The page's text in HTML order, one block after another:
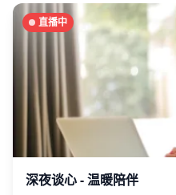
直播中
深夜谈心 - 温暖陪伴